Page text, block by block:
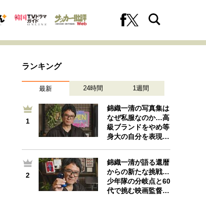
プロフェッショナルの矜持
ファーストキャリアを拓く
ランキング
最新 24時間 1週間
1
錦織一清の写真集は
なぜ私服なのか…高
級ブランドをやめ等
身大の自分を表現…
2
錦織一清が語る還暦
からの新たな挑戦…
少年隊の分岐点と60
代で挑む映画監督…